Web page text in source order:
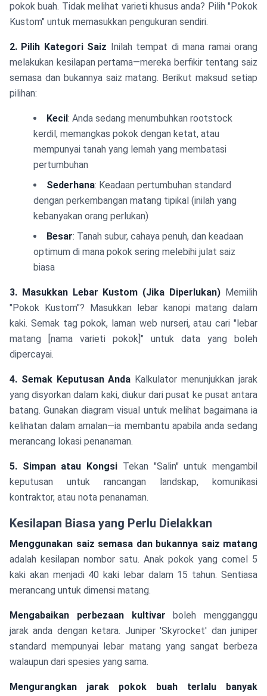
pokok buah. Tidak melihat varieti khusus anda? Pilih "Pokok
Kustom" untuk memasukkan pengukuran sendiri.
2. Pilih Kategori Saiz Inilah tempat di mana ramai orang
melakukan kesilapan pertama—mereka berfikir tentang saiz
semasa dan bukannya saiz matang. Berikut maksud setiap
pilihan:
Kecil: Anda sedang menumbuhkan rootstock
kerdil, memangkas pokok dengan ketat, atau
mempunyai tanah yang lemah yang membatasi
pertumbuhan
Sederhana: Keadaan pertumbuhan standard
dengan perkembangan matang tipikal (inilah yang
kebanyakan orang perlukan)
Besar: Tanah subur, cahaya penuh, dan keadaan
optimum di mana pokok sering melebihi julat saiz
biasa
3. Masukkan Lebar Kustom (Jika Diperlukan) Memilih
"Pokok Kustom"? Masukkan lebar kanopi matang dalam
kaki. Semak tag pokok, laman web nurseri, atau cari "lebar
matang [nama varieti pokok]" untuk data yang boleh
dipercayai.
4. Semak Keputusan Anda Kalkulator menunjukkan jarak
yang disyorkan dalam kaki, diukur dari pusat ke pusat antara
batang. Gunakan diagram visual untuk melihat bagaimana ia
kelihatan dalam amalan—ia membantu apabila anda sedang
merancang lokasi penanaman.
5. Simpan atau Kongsi Tekan "Salin" untuk mengambil
keputusan untuk rancangan landskap, komunikasi
kontraktor, atau nota penanaman.
Kesilapan Biasa yang Perlu Dielakkan
Menggunakan saiz semasa dan bukannya saiz matang
adalah kesilapan nombor satu. Anak pokok yang comel 5
kaki akan menjadi 40 kaki lebar dalam 15 tahun. Sentiasa
merancang untuk dimensi matang.
Mengabaikan perbezaan kultivar boleh mengganggu
jarak anda dengan ketara. Juniper 'Skyrocket' dan juniper
standard mempunyai lebar matang yang sangat berbeza
walaupun dari spesies yang sama.
Mengurangkan jarak pokok buah terlalu banyak